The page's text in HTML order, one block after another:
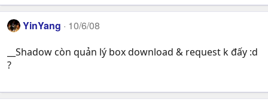
YinYang 10/6/08
__Shadow còn quản lý box download & request k đấy :d
?